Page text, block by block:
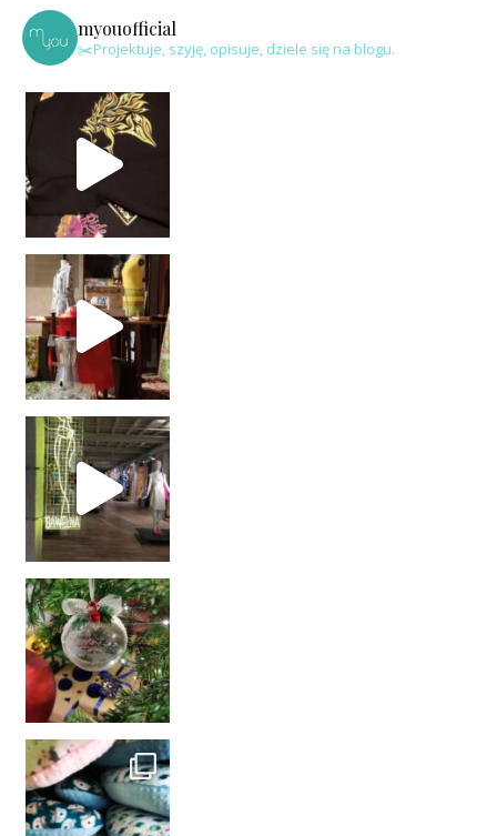
myouofficial
✂️Projektuje, szyję, opisuje, dziele się na blogu.